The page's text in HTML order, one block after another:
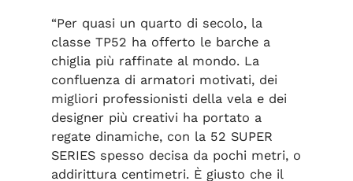
“Per quasi un quarto di secolo, la
classe TP52 ha offerto le barche a
chiglia più raffinate al mondo. La
confluenza di armatori motivati, dei
migliori professionisti della vela e dei
designer più creativi ha portato a
regate dinamiche, con la 52 SUPER
SERIES spesso decisa da pochi metri, o
addirittura centimetri. È giusto che il